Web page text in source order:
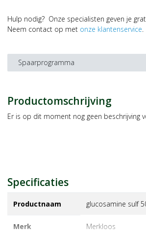
Hulp nodig? Onze specialisten geven je
Neem contact op met onze klantenservice.
Spaarprogramma
Productomschrijving
Er is op dit moment nog geen beschrijving
Specificaties
Productnaam glucosamine sulf
Merk merkloos